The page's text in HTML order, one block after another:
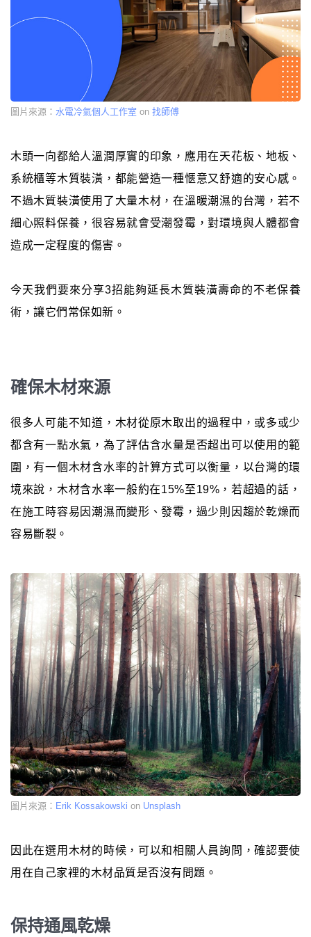
圖片來源： 水電冷氣個人工作室 on 找師傅
木頭一向都給人溫潤厚實的印象，應用在天花板、地板、
系統櫃等木質裝潢，都能營造一種愜意又舒適的安心感。
不過木質裝潢使用了大量木材，在溫暖潮濕的台灣，若不
細心照料保養，很容易就會受潮發霉，對環境與人體都會
造成一定程度的傷害。
今天我們要來分享3招能夠延長木質裝潢壽命的不老保養
術，讓它們常保如新。
確保木材來源
很多人可能不知道，木材從原木取出的過程中，或多或少
都含有一點水氣，為了評估含水量是否超出可以使用的範
圍，有一個木材含水率的計算方式可以衡量，以台灣的環
境來說，木材含水率一般約在15%至19%，若超過的話，
在施工時容易因潮濕而變形、發霉，過少則因趨於乾燥而
容易斷裂。
圖片來源： Erik Kossakowski on Unsplash
因此在選用木材的時候，可以和相關人員詢問，確認要使
用在自己家裡的木材品質是否沒有問題。
保持通風乾燥